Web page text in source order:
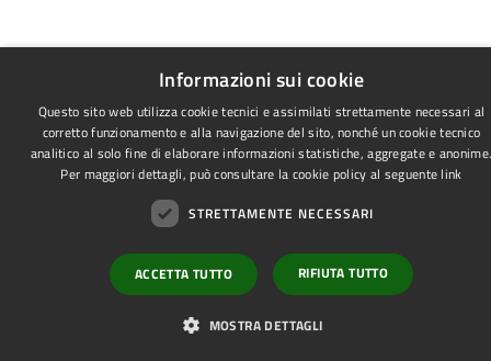
Informazioni sui cookie
Questo sito web utilizza cookie tecnici e assimilati strettamente necessari al
corretto funzionamento e alla navigazione del sito, nonché un cookie tecnico
analitico al solo fine di elaborare informazioni statistiche, aggregate e
Per maggiori dettagli, può consultare la cookie policy al seguente link
STRETTAMENTE NECESSARI
ACCETTA TUTTO RIFIUTA TUTTO
MOSTRA DETTAGLI